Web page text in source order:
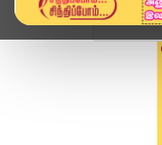
Home